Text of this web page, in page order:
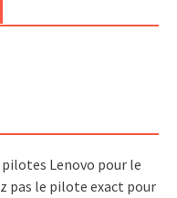
Lenovo pour le
pas le pilote exact pour